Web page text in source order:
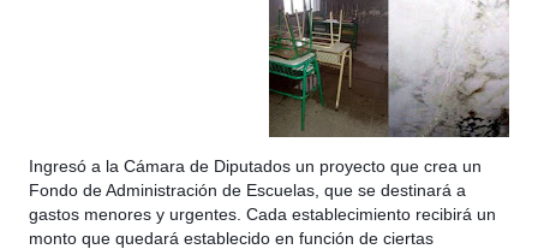
Ingresó a la Cámara de Diputados un proyecto que crea un
Fondo de Administración de Escuelas, que se destinará a
gastos menores y urgentes. Cada establecimiento recibirá un
monto que quedará establecido en función de ciertas